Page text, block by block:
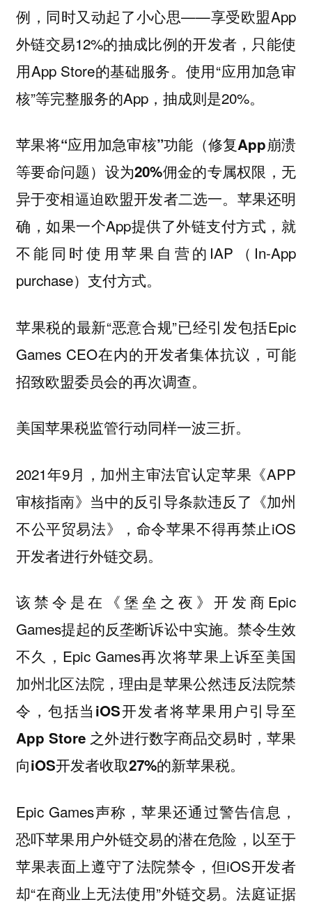
例，同时又动起了小心思——享受欧盟App
外链交易12%的抽成比例的开发者，只能使
用App Store的基础服务。使用“应用加急审
核”等完整服务的App，抽成则是20%。
苹果将“应用加急审核”功能（修复App崩溃
等要命问题）设为20%佣金的专属权限，无
异于变相逼迫欧盟开发者二选一。 苹果还明
确，如果一个App提供了外链支付方式，就
不能同时使用苹果自营的IAP（In-App
purchase）支付方式。
苹果税的最新“恶意合规”已经引发包括Epic
Games CEO在内的开发者集体抗议，可能
招致欧盟委员会的再次调查。
美国苹果税监管行动同样一波三折。
2021年9月，加州主审法官认定苹果《APP
审核指南》当中的反引导条款违反了《加州
不公平贸易法》，命令苹果不得再禁止iOS
开发者进行外链交易。
该禁令是在《堡垒之夜》开发商Epic
Games提起的反垄断诉讼中实施。禁令生效
不久，Epic Games再次将苹果上诉至美国
加州北区法院，理由是苹果公然违反法院禁
令，包括当iOS开发者将苹果用户引导至
App Store 之外进行数字商品交易时，苹果
向iOS开发者收取27%的新苹果税。
Epic Games声称，苹果还通过警告信息，
恐吓苹果用户外链交易的潜在危险 ，以至于
苹果表面上遵守了法院禁令，但iOS开发者
却“在商业上无法使用”外链交易。法庭证据